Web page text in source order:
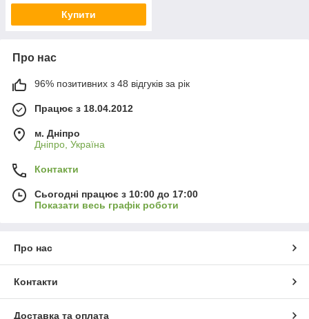
Купити
Про нас
96% позитивних з 48 відгуків за рік
Працює з 18.04.2012
м. Дніпро
Дніпро, Україна
Контакти
Сьогодні працює з 10:00 до 17:00
Показати весь графік роботи
Про нас
Контакти
Доставка та оплата